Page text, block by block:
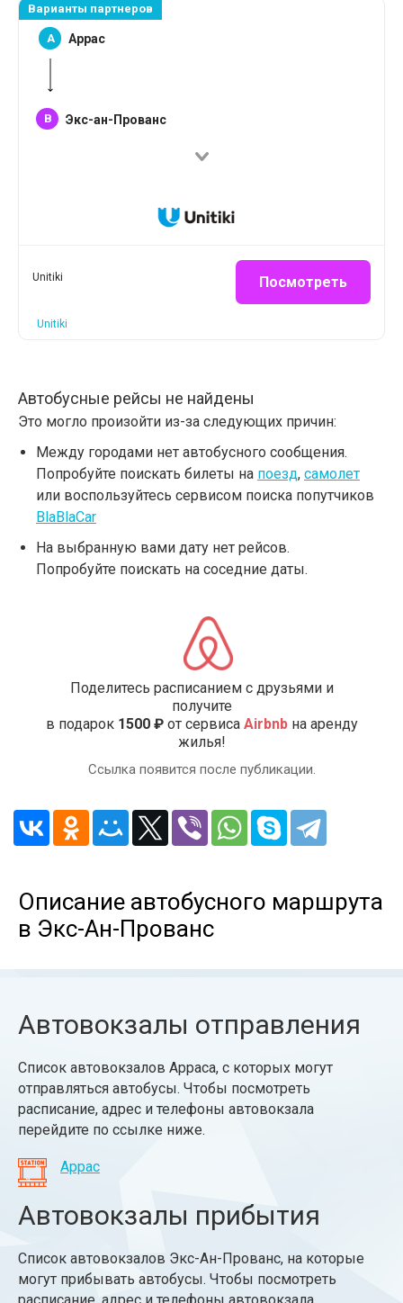
Варианты партнеров
A Аррас
B Экс-ан-Прованс
Unitiki Посмотреть
Unitiki
Автобусные рейсы не найдены
Это могло произойти из-за следующих причин:
Между городами нет автобусного сообщения.
Попробуйте поискать билеты на поезд, самолет
или воспользуйтесь сервисом поиска попутчиков
BlaBlaCar
На выбранную вами дату нет рейсов.
Попробуйте поискать на соседние даты.
Поделитесь расписанием с друзьями и
получите
в подарок 1500 ₽от сервиса Airbnbна аренду
жилья!
Ссылка появится после публикации.
Описание автобусного маршрута
в Экс-Ан-Прованс
Автовокзалы отправления
Список автовокзалов Арраса, с которых могут
отправляться автобусы. Чтобы посмотреть
расписание, адрес и телефоны автовокзала
перейдите по ссылке ниже.
Аррас
Автовокзалы прибытия
Список автовокзалов Экс-Ан-Прованс, на которые
могут прибывать автобусы. Чтобы посмотреть